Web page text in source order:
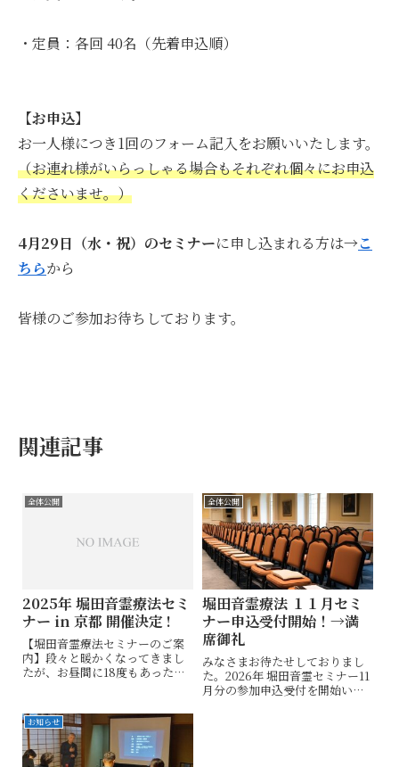
・定員：各回 40名（先着申込順）
【お申込】
お一人様につき1回のフォーム記入をお願いいたします。
（お連れ様がいらっしゃる場合もそれぞれ個々にお申込
くださいませ。）
4月29日（水・祝）のセミナーに申し込まれる方は→こ
ちらから
皆様のご参加お待ちしております。
関連記事
全体公開
2025年 堀田音霊療法セミ
ナー in 京都 開催決定 !
【堀田音霊療法セミナーのご案
内】段々と暖かくなってきまし
たが、お昼間に18度もあったか
ざいませんか？さて、このたび
堀田先生からの熱い想いを形
に、「今この瞬間の小さな選択
が未来の自分を作...
全体公開
堀田音霊療法 １１月セミ
ナー申込受付開始！→満
席御礼
みなさまお待たせしておりまし
た。2026年 堀田音霊セミナー11
月分の参加申込受付を開始いた
お知らせ